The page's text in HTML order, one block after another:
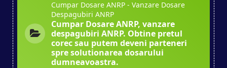
Cumpar Dosare ANRP - Vanzare Dosare
Despagubiri ANRP
Cumpar Dosare ANRP, vanzare
despagubiri ANRP. Obtine pretul
corec sau putem deveni parteneri
spre solutionarea dosarului
dumneavoastra.